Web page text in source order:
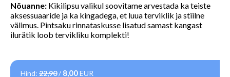
Nõuanne: Kikilipsu valikul soovitame arvestada ka teiste
aksessuaaride ja ka kingadega, et luua terviklik ja stiilne
välimus. Pintsaku rinnataskusse lisatud samast kangast
ilurätik loob tervikliku komplekti!
Hind: 22,90/ 8,00EUR